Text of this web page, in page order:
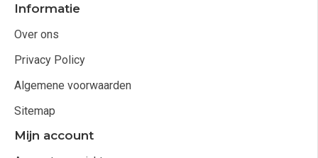
Informatie
Over ons
Privacy Policy
Algemene voorwaarden
Sitemap
Mijn account